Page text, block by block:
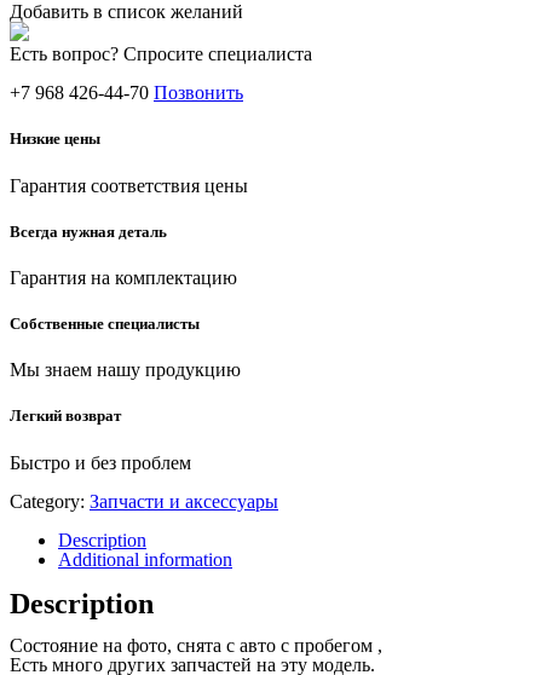
Добавить в список желаний
Есть вопрос? Спросите специалиста
+7 968 426-44-70 Позвонить
Низкие цены
Гарантия соответствия цены
Всегда нужная деталь
Гарантия на комплектацию
Собственные специалисты
Мы знаем нашу продукцию
Легкий возврат
Быстро и без проблем
Category: Запчасти и аксессуары
Description
Additional information
Description
Состояние на фото, снята с авто с пробегом ,
Есть много других запчастей на эту модель.